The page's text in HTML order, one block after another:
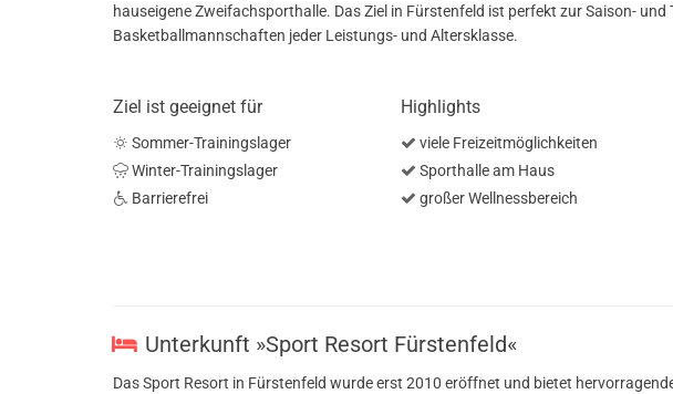
hauseigene Zweifachsporthalle. Das Ziel in Fürstenfeld ist perfekt zur Saison-
Basketballmannschaften jeder Leistungs- und Altersklasse.
Ziel ist geeignet für
Sommer-Trainingslager
Winter-Trainingslager
Barrierefrei
Highlights
viele Freizeitmöglichkeiten
Sporthalle am Haus
großer Wellnessbereich
Unterkunft »Sport Resort Fürstenfeld«
Das Sport Resort in Fürstenfeld wurde erst 2010 eröffnet und bietet